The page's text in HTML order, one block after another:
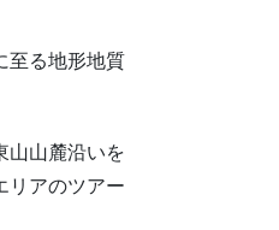
至る地形地質
山山麓沿いを
リアのツアー